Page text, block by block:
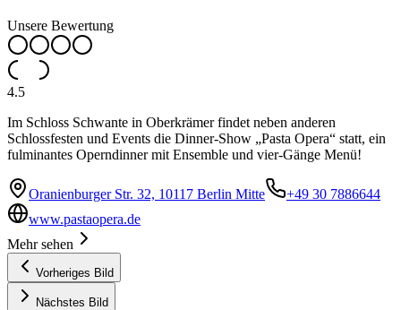
Unsere Bewertung
4.5
Im Schloss Schwante in Oberkrämer findet neben anderen
Schlossfesten und Events die Dinner-Show „Pasta Opera“ statt, ein
fulminantes Operndinner mit Ensemble und vier-Gänge Menü!
Oranienburger Str. 32, 10117 Berlin Mitte
+49 30 7886644
www.pastaopera.de
Mehr sehen
Vorheriges Bild
Nächstes Bild